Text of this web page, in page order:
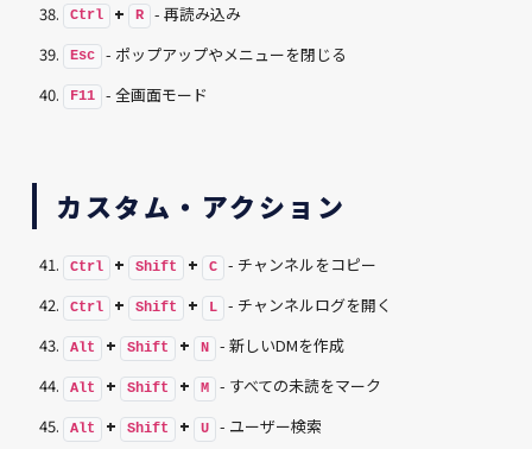
Ctrl + R - 再読み込み
Esc - ポップアップやメニューを閉じる
F11 - 全画面モード
カスタム・アクション
Ctrl + Shift + C - チャンネルをコピー
Ctrl + Shift + L - チャンネルログを開く
Alt + Shift + N - 新しいDMを作成
Alt + Shift + M - すべての未読をマーク
Alt + Shift + U - ユーザー検索